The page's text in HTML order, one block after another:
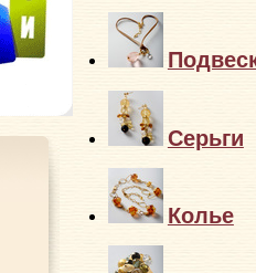
Серьги
Колье